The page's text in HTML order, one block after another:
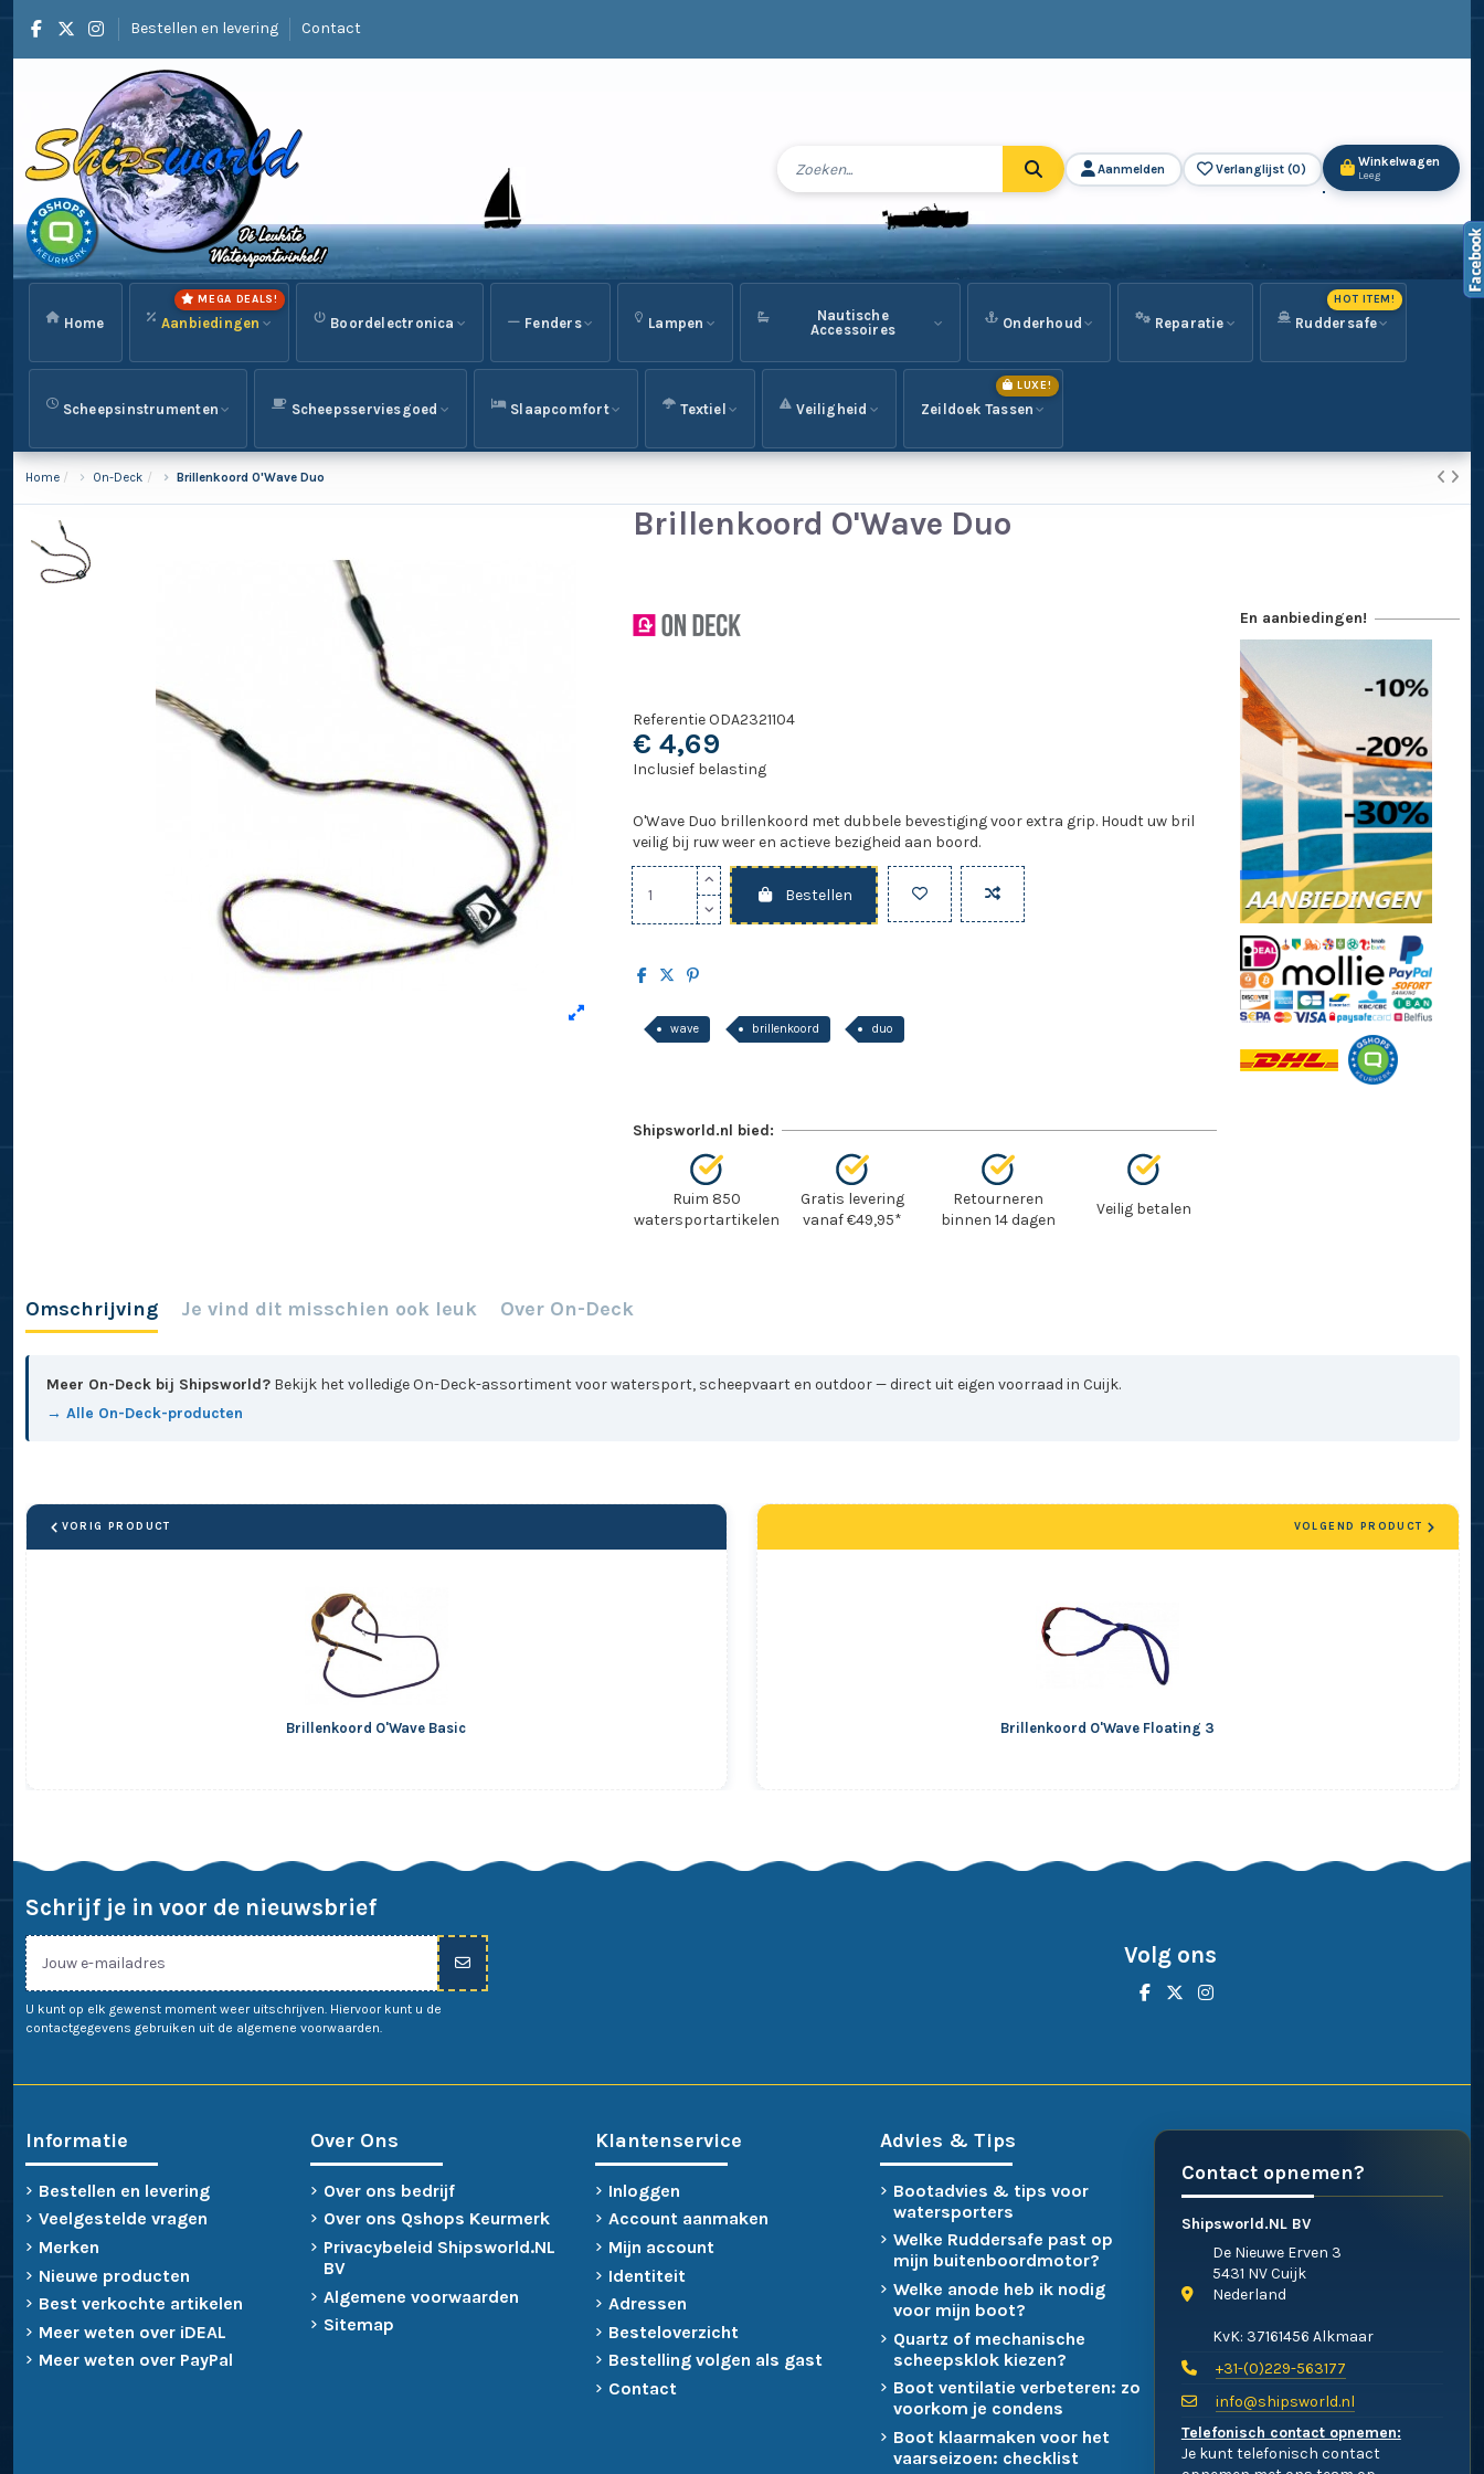
Bestellen en levering Contact
Aanmelden Verlanglijst (0) Winkelwagen
Leeg
Home Aanbiedingen
MEGA DEALS!
Boordelectronica Fenders Lampen
Nautische
Accessoires
Onderhoud Reparatie Ruddersafe
HOT ITEM!
Scheepsinstrumenten Scheepsserviesgoed Slaapcomfort Textiel Veiligheid Zeildoek Tassen
LUXE!
Home On-Deck Brillenkoord O'Wave Duo
Brillenkoord O'Wave Duo
Referentie ODA2321104
€ 4,69
Inclusief belasting
O'Wave Duo brillenkoord met dubbele bevestiging voor extra grip. Houdt uw bril
veilig bij ruw weer en actieve bezigheid aan boord.
Bestellen
wave brillenkoord duo
Shipsworld.nl bied:
Ruim 850
watersportartikelen
Gratis levering
vanaf €49,95*
Retourneren
binnen 14 dagen
Veilig betalen
En aanbiedingen!
Omschrijving Je vind dit misschien ook leuk Over On-Deck
Meer On-Deck bij Shipsworld? Bekijk het volledige On-Deck-assortiment voor watersport, scheepvaart en outdoor — direct uit eigen voorraad in Cuijk.
→ Alle On-Deck-producten
VORIG PRODUCT
Brillenkoord O'Wave Basic Brillenkoord O'Wave Floating 3
VOLGEND PRODUCT
Schrijf je in voor de nieuwsbrief
U kunt op elk gewenst moment weer uitschrijven. Hiervoor kunt u de
contactgegevens gebruiken uit de algemene voorwaarden.
Volg ons
Informatie
Bestellen en levering
Veelgestelde vragen
Merken
Nieuwe producten
Best verkochte artikelen
Meer weten over iDEAL
Meer weten over PayPal
Over Ons
Over ons bedrijf
Over ons Qshops Keurmerk
Privacybeleid Shipsworld.NL
BV
Algemene voorwaarden
Sitemap
Klantenservice
Inloggen
Account aanmaken
Mijn account
Identiteit
Adressen
Besteloverzicht
Bestelling volgen als gast
Contact
Advies & Tips
Bootadvies & tips voor
watersporters
Welke Ruddersafe past op
mijn buitenboordmotor?
Welke anode heb ik nodig
voor mijn boot?
Quartz of mechanische
scheepsklok kiezen?
Boot ventilatie verbeteren: zo
voorkom je condens
Boot klaarmaken voor het
vaarseizoen: checklist
Contact opnemen?
Shipsworld.NL BV
De Nieuwe Erven 3
5431 NV Cuijk
Nederland
KvK: 37161456 Alkmaar
+31-(0)229-563177
info@shipsworld.nl
Telefonisch contact opnemen:
Je kunt telefonisch contact